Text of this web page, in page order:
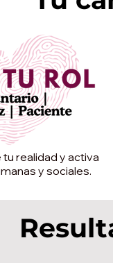
realidad y activa
y sociales.